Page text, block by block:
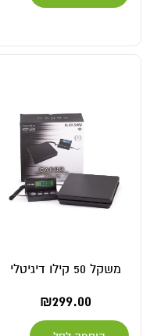
משקל 50 קילו דיגיטלי
₪299.00